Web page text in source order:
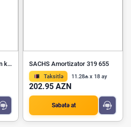
FEBI BILSTEIN Arxa işığının keçirici açarı 172286 SACHS Amortizator 319 655
Taksitlə 11.28₼ x 18 ay
202.95 AZN
Səbətə at